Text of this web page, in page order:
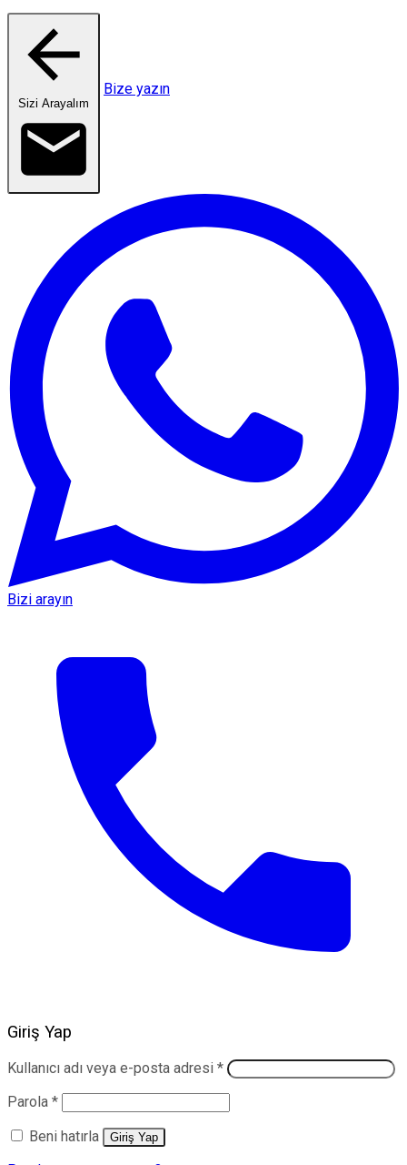
Sizi Arayalım
Bize yazın
Bizi arayın
Giriş Yap
Kullanıcı adı veya e-posta adresi *Gerekli
Parola *Gerekli
Beni hatırla Giriş Yap